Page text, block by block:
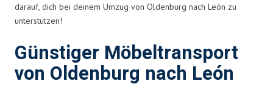
darauf, dich bei deinem Umzug von Oldenburg nach León zu
unterstützen!
Günstiger Möbeltransport
von Oldenburg nach León